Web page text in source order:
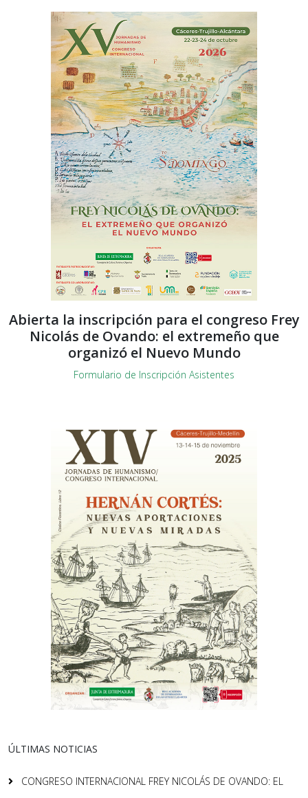
Abierta la inscripción para el congreso Frey
Nicolás de Ovando: el extremeño que
organizó el Nuevo Mundo
Formulario de Inscripción Asistentes
ÚLTIMAS NOTICIAS
CONGRESO INTERNACIONAL FREY NICOLÁS DE OVANDO: EL